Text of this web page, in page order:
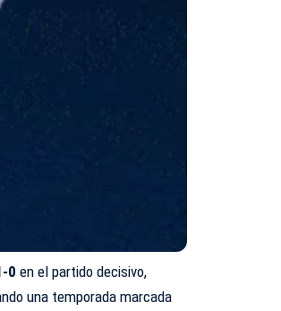
0 en el partido decisivo,
una temporada marcada